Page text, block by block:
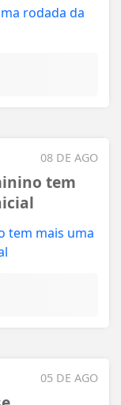
08 DE AGO
tem
05 DE AGO